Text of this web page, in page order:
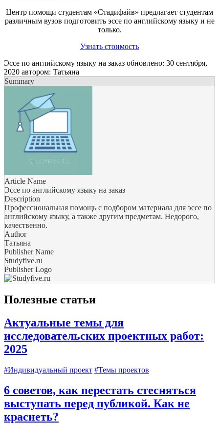
Центр помощи студентам «Стадифайв» предлагает студентам
различным вузов подготовить эссе по английскому языку и не
только.
Узнать стоимость
Эссе по английскому языку на заказ обновлено: 30 сентября,
2020 автором: Татьяна
Summary
Article Name
Эссе по английскому языку на заказ
Description
Профессиональная помощь с подбором материала для эссе по
английскому языку, а также другим предметам. Недорого,
качественно.
Author
Татьяна
Publisher Name
Studyfive.ru
Publisher Logo
Полезные статьи
Актуальные темы для
исследовательских проектных работ:
2025
#Индивидуальный проект #Темы проектов
6 советов, как перестать стесняться
выступать перед публикой. Как не
краснеть?